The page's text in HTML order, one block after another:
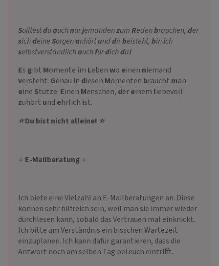
SolltestduauchnurjemandenzumRedenbrauchen, der
sichdeineSorgenanhörtunddirbeisteht, binich
selbstverständlichauchfürdichda!
Es gibt Momente im Lebenwo einen niemand
versteht. Genau in diesen Momenten braucht man
eine Stütze. Einen Menschen, dereinem liebevoll
zuhört und ehrlich ist.
⭐Du bist nicht alleine! ⭐
⭐ E-Mailberatung⭐
Ich biete eine Vielzahl an E-Mailberatungen an. Diese
können sehr hilfreich sein, weil man sie immer wieder
durchlesen kann, sobald das Vertrauen mal einknickt.
Ich bitte um Verständnis ein bisschen Wartezeit
einzuplanen. Ich kann dafür garantieren, dass die
Antwort noch am selben Tag bei euch eintrifft.